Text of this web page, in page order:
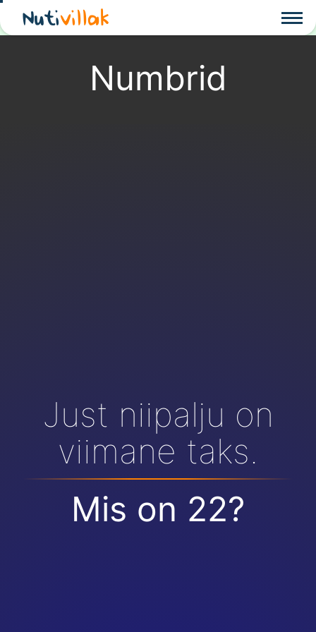
Nutivillak
Numbrid
Just niipalju on
viimane taks.
Mis on 22?